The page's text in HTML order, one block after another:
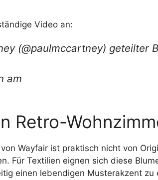
Video an:
(@paulmccartney) geteilter
am
Retro-
Wayfair ist praktisch nicht von
Für Textilien eignen sich diese
einen lebendigen Musterakzent